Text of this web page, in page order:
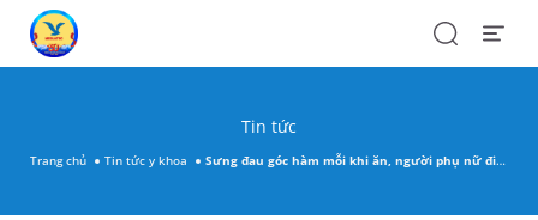
SearchOpen
Tin tức
Trang chủ Tin tức y khoa Sưng đau góc hàm mỗi khi ăn, người phụ nữ đi khám phát hiện 3 viên sỏi trong tuyến nước bọt